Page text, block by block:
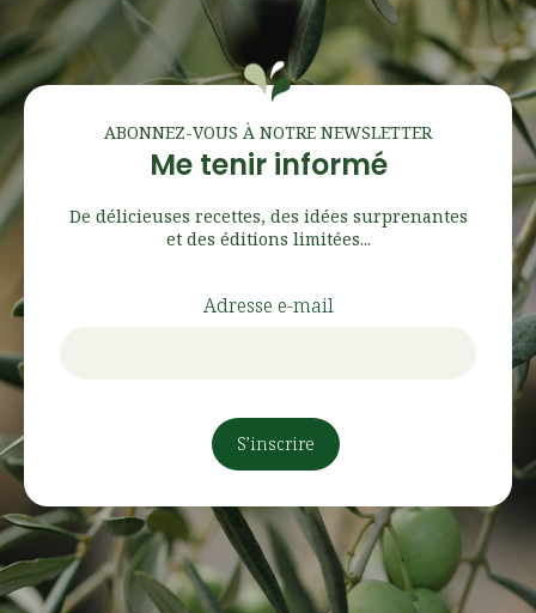
ABONNEZ-VOUS À NOTRE NEWSLETTER
Me tenir informé
De délicieuses recettes, des idées surprenantes
et des éditions limitées...
Adresse e-mail